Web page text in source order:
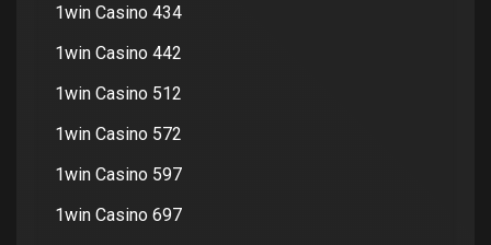
1win Casino 434
1win Casino 442
1win Casino 512
1win Casino 572
1win Casino 597
1win Casino 697